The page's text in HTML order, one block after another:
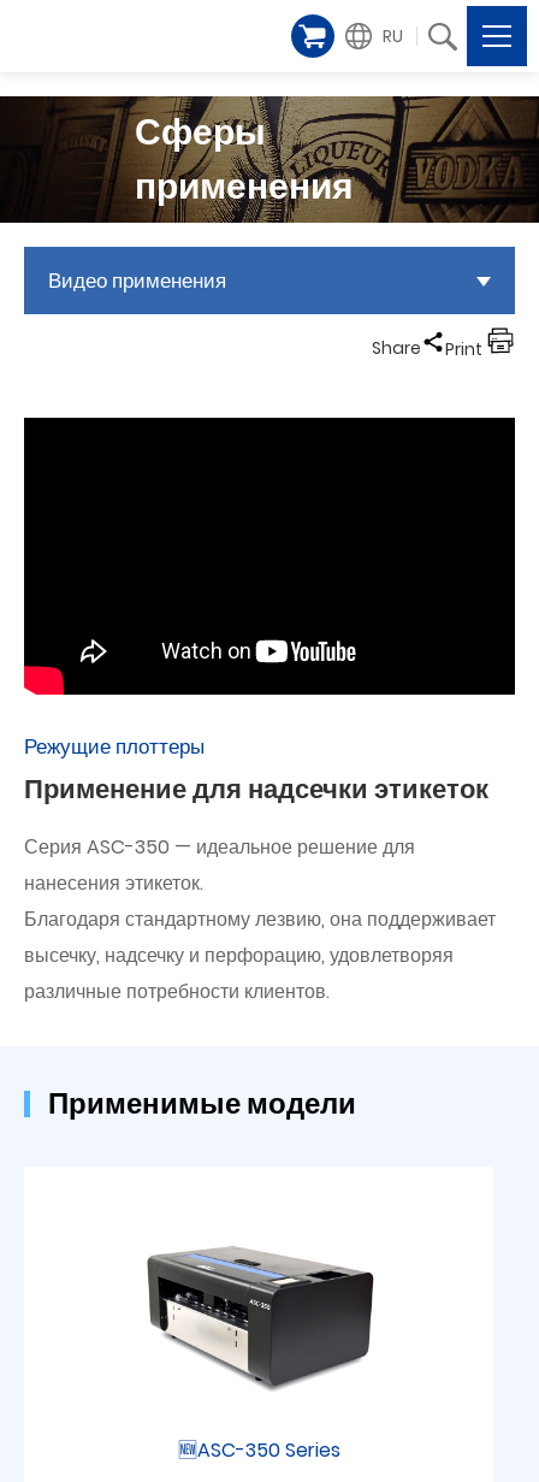
RU
Сферы
применения
Видео применения
Share Print
Режущие плоттеры
Применение для надсечки этикеток
Серия ASC-350 — идеальное решение для
нанесения этикеток.
Благодаря стандартному лезвию, она поддерживает
высечку, надсечку и перфорацию, удовлетворяя
различные потребности клиентов.
Применимые модели
🆕ASC-350 Series